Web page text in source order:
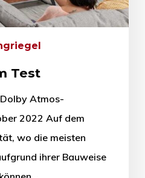
Test
Dolby Atmos-
2022 Auf dem
wo die meisten
ihrer Bauweise